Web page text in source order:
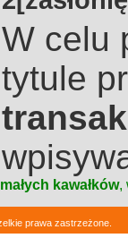
W celu
tytule
kawałków,
prawa zastrzeżone.